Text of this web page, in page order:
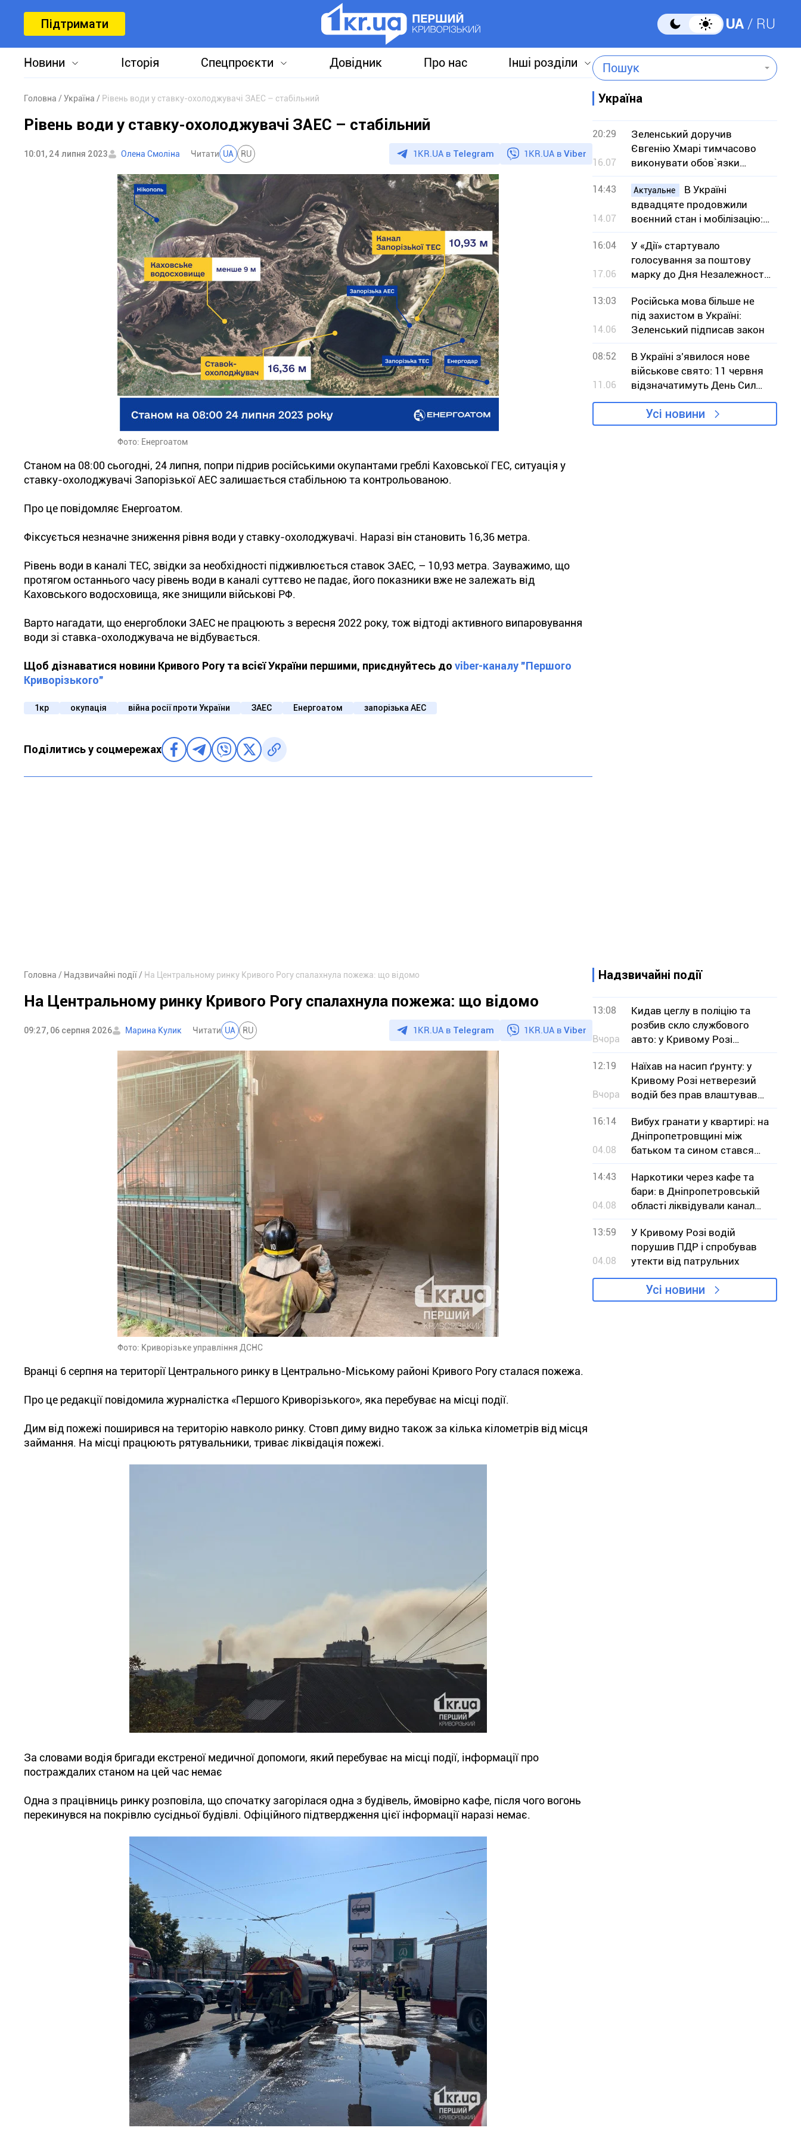
Підтримати UA RU
Новини Історія Спецпроєкти Довідник Про нас Інші розділи Пошук
Головна Україна Рівень води у ставку-охолоджувачі ЗАЕС – стабільний
Рівень води у ставку-охолоджувачі ЗАЕС – стабільний
10:01, 24 липня 2023 Олена Смоліна Читати UA RU 1KR.UA в Telegram 1KR.UA в Viber
Фото: Енергоатом
Станом на 08:00 сьогодні, 24 липня, попри підрив російськими окупантами греблі Каховської ГЕС, ситуація у
ставку-охолоджувачі Запорізької АЕС залишається стабільною та контрольованою.
Про це повідомляє Енергоатом.
Фіксується незначне зниження рівня води у ставку-охолоджувачі. Наразі він становить 16,36 метра.
Рівень води в каналі ТЕС, звідки за необхідності підживлюється ставок ЗАЕС, – 10,93 метра. Зауважимо, що
протягом останнього часу рівень води в каналі суттєво не падає, його показники вже не залежать від
Каховського водосховища, яке знищили військові РФ.
Варто нагадати, що енергоблоки ЗАЕС не працюють з вересня 2022 року, тож відтоді активного випаровування
води зі ставка-охолоджувача не відбувається.
Щоб дізнаватися новини Кривого Рогу та всієї України першими, приєднуйтесь до viber-каналу "Першого
Криворізького"
1кр окупація війна росії проти України ЗАЕС Енергоатом запорізька АЕС
Поділитись у соцмережах
Україна
20:29
16.07
Зеленський доручив
Євгенію Хмарі тимчасово
виконувати обов`язки
міністра оборони
14:43
14.07
Актуальне
В Україні
вдвадцяте продовжили
воєнний стан і мобілізацію:
на який термін
16:04
17.06
У «Дії» стартувало
голосування за поштову
марку до Дня Незалежності
України
13:03
14.06
Російська мова більше не
під захистом в Україні:
Зеленський підписав закон
08:52
11.06
В Україні з’явилося нове
військове свято: 11 червня
відзначатимуть День Сил
безпілотних систем
Усі новини
Головна Надзвичайні події На Центральному ринку Кривого Рогу спалахнула пожежа: що відомо
На Центральному ринку Кривого Рогу спалахнула пожежа: що відомо
09:27, 06 серпня 2026 Марина Кулик Читати UA RU 1KR.UA в Telegram 1KR.UA в Viber
Фото: Криворізьке управління ДСНС
Вранці 6 серпня на території Центрального ринку в Центрально-Міському районі Кривого Рогу сталася пожежа.
Про це редакції повідомила журналістка «Першого Криворізького», яка перебуває на місці події.
Дим від пожежі поширився на територію навколо ринку. Стовп диму видно також за кілька кілометрів від місця
займання. На місці працюють рятувальники, триває ліквідація пожежі.
За словами водія бригади екстреної медичної допомоги, який перебуває на місці події, інформації про
постраждалих станом на цей час немає
Одна з працівниць ринку розповіла, що спочатку загорілася одна з будівель, ймовірно кафе, після чого вогонь
перекинувся на покрівлю сусідньої будівлі. Офіційного підтвердження цієї інформації наразі немає.
Надзвичайні події
13:08
Вчора
Кидав цеглу в поліцію та
розбив скло службового
авто: у Кривому Розі
затримали нетверезого
чоловіка
12:19
Вчора
Наїхав на насип ґрунту: у
Кривому Розі нетверезий
водій без прав влаштував
ДТП
16:14
04.08
Вибух гранати у квартирі: на
Дніпропетровщині між
батьком та сином стався
конфлікт
14:43
04.08
Наркотики через кафе та
бари: в Дніпропетровській
області ліквідували канал
збуту кратому
13:59
04.08
У Кривому Розі водій
порушив ПДР і спробував
утекти від патрульних
Усі новини